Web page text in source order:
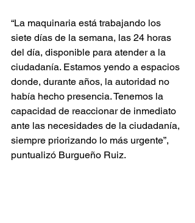
“La maquinaria está trabajando los
siete días de la semana, las 24 horas
del día, disponible para atender a la
ciudadanía. Estamos yendo a espacios
donde, durante años, la autoridad no
había hecho presencia. Tenemos la
capacidad de reaccionar de inmediato
ante las necesidades de la ciudadanía,
siempre priorizando lo más urgente”,
puntualizó Burgueño Ruiz.